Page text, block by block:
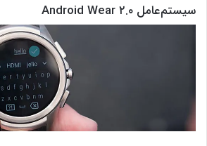
سیستم‌عامل Android Wear ۲.۰